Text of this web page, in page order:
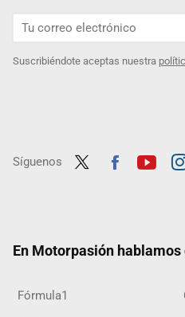
Suscribiéndote aceptas nuestra
Síguenos
En Motorpasión hablamos
Fórmula1